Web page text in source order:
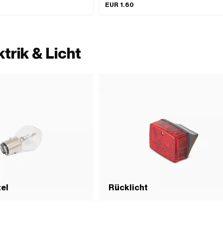
· Oberfläche: roh · Gesamtlänge: 1000 mm · Ø
EUR 1.60
& Licht
Rücklicht